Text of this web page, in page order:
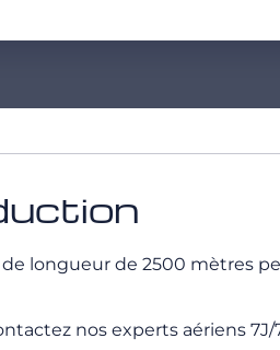
de longueur de 2500 mètres
nos experts aériens 7J/